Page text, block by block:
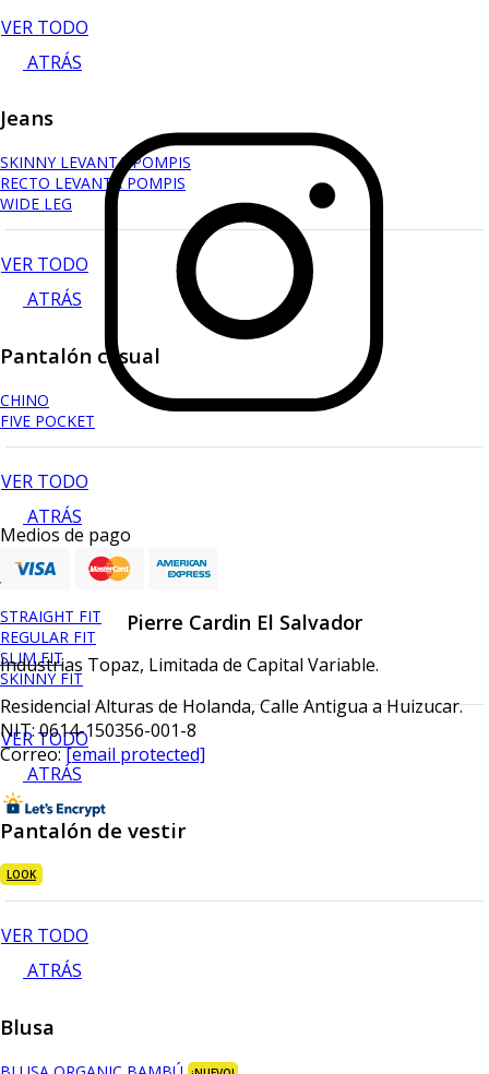
VER TODO
ATRÁS
Jeans
SKINNY LEVANTA POMPIS
RECTO LEVANTA POMPIS
WIDE LEG
VER TODO
ATRÁS
Pantalón casual
CHINO
FIVE POCKET
VER TODO
ATRÁS
Jeans
STRAIGHT FIT
REGULAR FIT
SLIM FIT
SKINNY FIT
VER TODO
ATRÁS
Pantalón de vestir
LOOK
VER TODO
ATRÁS
Blusa
Medios de pago
Pierre Cardin El Salvador
Industrias Topaz, Limitada de Capital Variable.
Residencial Alturas de Holanda, Calle Antigua a Huizucar.
NIT: 0614-150356-001-8
Correo:[email protected]